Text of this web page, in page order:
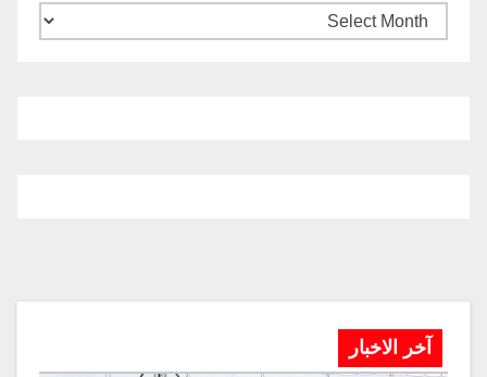
آخر الاخبار